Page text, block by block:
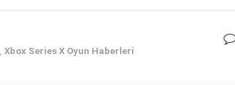
, Xbox Series X Oyun Haberleri